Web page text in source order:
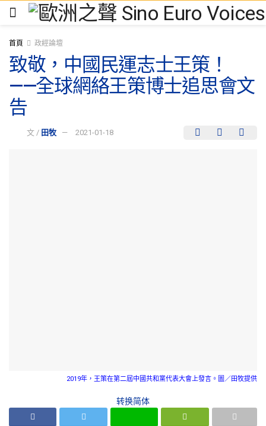
首頁 政經論壇
致敬，中國民運志士王策！
——全球網絡王策博士追思會文
告
文 / 田牧 2021-01-18
2019年，王策在第二屆中國共和黨代表大會上發言。圖／田牧提供
转换简体